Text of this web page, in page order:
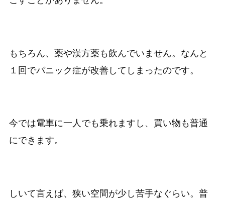
もちろん、薬や漢方薬も飲んでいません。なんと
１回でパニック症が改善してしまったのです。
今では電車に一人でも乗れますし、買い物も普通
にできます。
しいて言えば、狭い空間が少し苦手なぐらい。普